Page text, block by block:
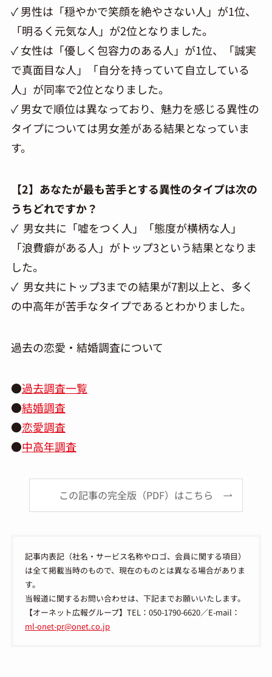
✓ 男性は「穏やかで笑顔を絶やさない人」が1位、
「明るく元気な人」が2位となりました。
✓ 女性は「優しく包容力のある人」が1位、「誠実
で真面目な人」「自分を持っていて自立している
人」が同率で2位となりました。
✓ 男女で順位は異なっており、魅力を感じる異性の
タイプについては男女差がある結果となっていま
す。
【2】あなたが最も苦手とする異性のタイプは次の
うちどれですか？
✓ 男女共に「嘘をつく人」「態度が横柄な人」
「浪費癖がある人」がトップ3という結果となりま
した。
✓ 男女共にトップ3までの結果が7割以上と、多く
の中高年が苦手なタイプであるとわかりました。
過去の恋愛・結婚調査について
●過去調査一覧
●結婚調査
●恋愛調査
●中高年調査
この記事の完全版（PDF）はこちら
記事内表記（社名・サービス名称やロゴ、会員に関する項目）
は全て掲載当時のもので、現在のものとは異なる場合がありま
す。
当報道に関するお問い合わせは、下記までお願いいたします。
【オーネット広報グループ】TEL：050-1790-6620／E-mail：
ml-onet-pr@onet.co.jp